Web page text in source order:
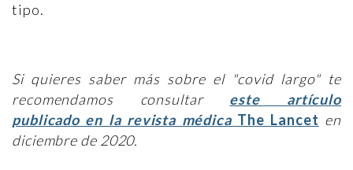
tipo.
Si quieres saber más sobre el "covid largo" te
recomendamos consultar este artículo
publicado en la revista médica The Lancet en
diciembre de 2020.